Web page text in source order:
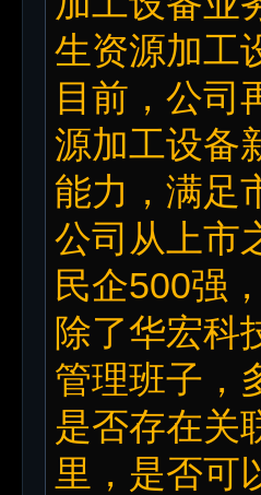
生资源加工
目前，公司
源加工设备
能力，满足
公司从上市
民企500强
除了华宏科
管理班子，
是否存在关
里，是否可